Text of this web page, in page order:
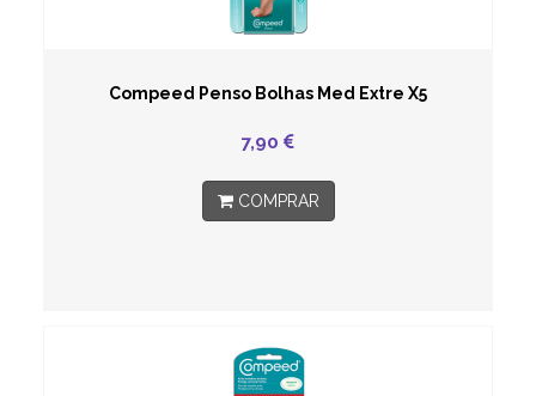
Compeed Penso Bolhas Med Extre X5
7,90
COMPRAR